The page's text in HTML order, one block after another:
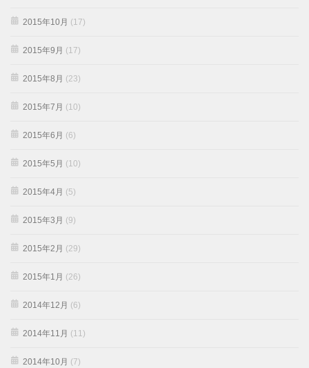
2015年10月 (17)
2015年9月 (17)
2015年8月 (23)
2015年7月 (10)
2015年6月 (6)
2015年5月 (10)
2015年4月 (5)
2015年3月 (9)
2015年2月 (29)
2015年1月 (26)
2014年12月 (6)
2014年11月 (11)
2014年10月 (7)